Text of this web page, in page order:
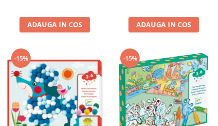
ADAUGA IN COS ADAUGA IN COS
-15% -15%